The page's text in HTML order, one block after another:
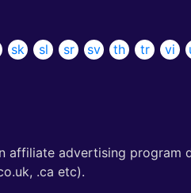
sk sl sr sv th tr vi
affiliate advertising program
.ca etc).